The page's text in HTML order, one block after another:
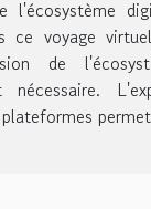
l'écosystème
ce voyage
de